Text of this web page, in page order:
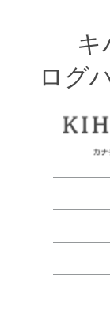
キ
ログ